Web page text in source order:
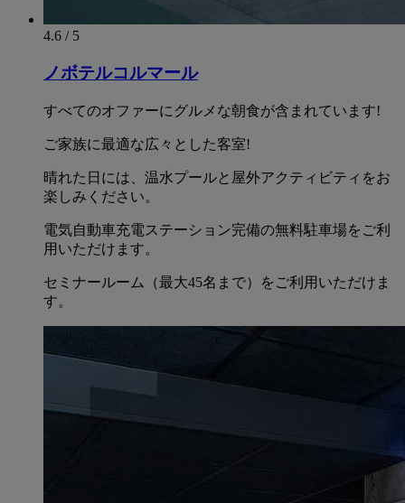
4.6 / 5
ノボテルコルマール
すべてのオファーにグルメな朝食が含まれています!
ご家族に最適な広々とした客室!
晴れた日には、温水プールと屋外アクティビティをお
楽しみください。
電気自動車充電ステーション完備の無料駐車場をご利
用いただけます。
セミナールーム（最大45名まで）をご利用いただけま
す。